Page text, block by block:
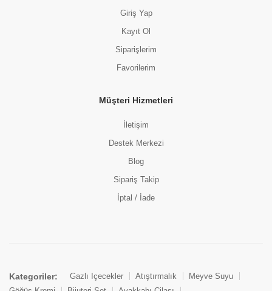
Giriş Yap
Kayıt Ol
Siparişlerim
Favorilerim
Müşteri Hizmetleri
İletişim
Destek Merkezi
Blog
Sipariş Takip
İptal / İade
Kategoriler: Gazlı İçecekler Atıştırmalık
Meyve Suyu